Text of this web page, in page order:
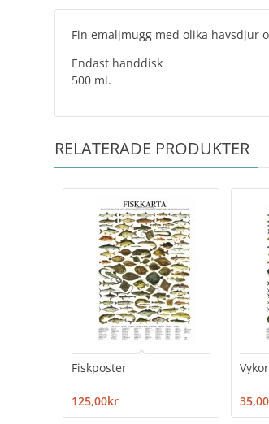
Fin emaljmugg med olika havsdjur
Endast handdisk
​500 ml.
RELATERADE PRODUKTER
Fiskposter
125,00kr